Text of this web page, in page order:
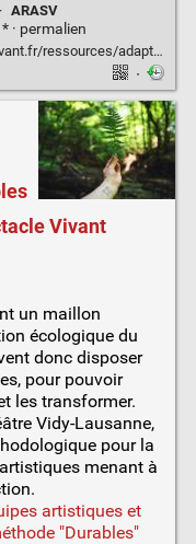
· ARASV
· permalien
au-changement-climatique/
·
Vivant
un maillon
écologique du
donc disposer
pour pouvoir
les transformer.
Vidy-Lausanne,
pour la
menant à
artistiques et
"Durables"